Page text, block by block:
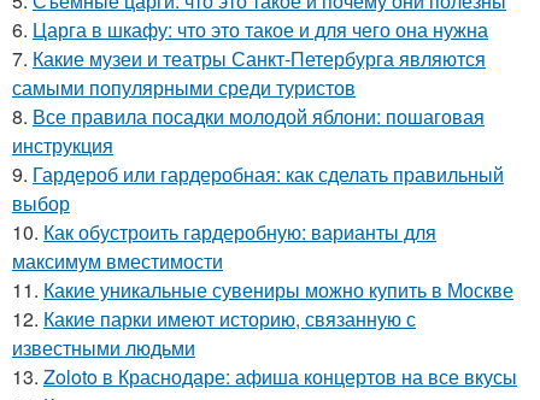
6. Царга в шкафу: что это такое и для чего она нужна
7. Какие музеи и театры Санкт-Петербурга являются
самыми популярными среди туристов
8. Все правила посадки молодой яблони: пошаговая
инструкция
9. Гардероб или гардеробная: как сделать правильный
выбор
10. Как обустроить гардеробную: варианты для
максимум вместимости
11. Какие уникальные сувениры можно купить в Москве
12. Какие парки имеют историю, связанную с
известными людьми
13. Zoloto в Краснодаре: афиша концертов на все вкусы